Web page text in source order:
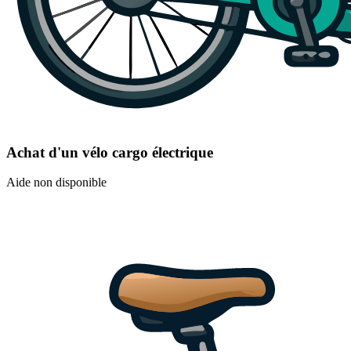
Achat d'un vélo cargo électrique
Aide non disponible